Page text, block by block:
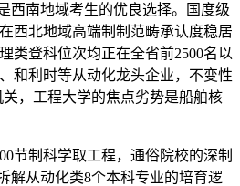
西南地域考生的优良选择。国度级
西北地域高端制制范畴承认度稳居
类登科位次均正在全省前2500名以
和利时等从动化龙头企业，不变性
，工程大学的焦点劣势是船舶核
制科学取工程，通俗院校的深制
解从动化类8个本科专业的培育逻